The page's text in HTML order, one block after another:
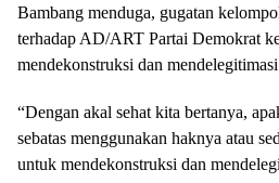
Bambang menduga, gugatan
terhadap AD/ART Partai Demokrat
mendekonstruksi dan
“Dengan akal sehat kita bertanya,
sebatas menggunakan haknya atau
untuk mendekonstruksi dan